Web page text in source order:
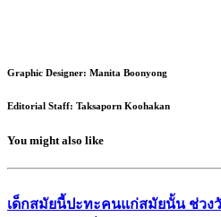
Graphic Designer: Manita Boonyong
Editorial Staff: Taksaporn Koohakan
You might also like
เด็กสมัยนี้ปะทะคนแก่สมัยนั้น ช่วง